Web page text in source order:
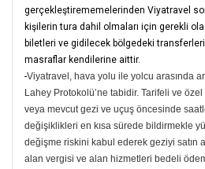
gerçekleştirememelerinden Viyatravel
kişilerin tura dahil olmaları için gerekli
biletleri ve gidilecek bölgedeki
masraflar kendilerine aittir.
-Viyatravel, hava yolu ile yolcu arasında
Lahey Protokolü’ne tabidir. Tarifeli ve
veya mevcut gezi ve uçuş öncesinde
değişiklikleri en kısa sürede bildirmekle
değişme riskini kabul ederek geziyi satın
alan vergisi ve alan hizmetleri bedeli